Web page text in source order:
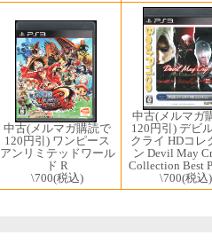
中古(メルマガ購読で
120円引) ワンピース
アンリミテッドワール
ド R
\700(税込)
中古(メルマガ
120円引) デビ
クライ HDコレ
ン Devil May
Collection Best
\700(税込)